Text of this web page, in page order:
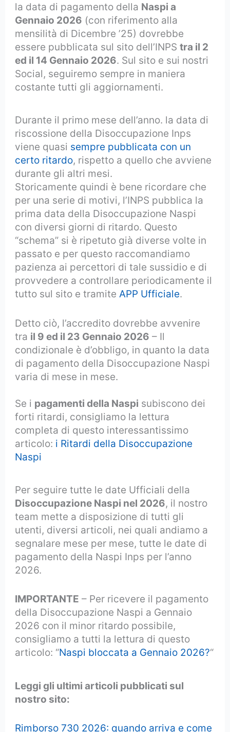
la data di pagamento della Naspi a
Gennaio 2026 (con riferimento alla
mensilità di Dicembre ’25) dovrebbe
essere pubblicata sul sito dell’INPStra il 2
ed il 14 Gennaio 2026. Sul sito e sui nostri
Social, seguiremo sempre in maniera
costante tutti gli aggiornamenti.
Durante il primo mese dell’anno. la data di
riscossione della Disoccupazione Inps
viene quasi sempre pubblicata con un
certo ritardo, rispetto a quello che avviene
durante gli altri mesi.
Storicamente quindi è bene ricordare che
per una serie di motivi, l’INPS pubblica la
prima data della Disoccupazione Naspi
con diversi giorni di ritardo. Questo
“schema” si è ripetuto già diverse volte in
passato e per questo raccomandiamo
pazienza ai percettori di tale sussidio e di
provvedere a controllare periodicamente il
tutto sul sito e tramiteAPP Ufficiale.
Detto ciò, l’accredito dovrebbe avvenire
tra il 9 ed il 23 Gennaio 2026 – Il
condizionale è d’obbligo, in quanto la data
di pagamento della Disoccupazione Naspi
varia di mese in mese.
Se i pagamenti della Naspi subiscono dei
forti ritardi, consigliamo la lettura
completa di questo interessantissimo
articolo: i Ritardi della Disoccupazione
Naspi
Per seguire tutte le date Ufficiali della
Disoccupazione Naspi nel 2026, il nostro
team mette a disposizione di tutti gli
utenti, diversi articoli, nei quali andiamo a
segnalare mese per mese, tutte le date di
pagamento della Naspi Inps per l’anno
2026.
IMPORTANTE – Per ricevere il pagamento
della Disoccupazione Naspi a Gennaio
2026 con il minor ritardo possibile,
consigliamo a tutti la lettura di questo
articolo: “Naspi bloccata a Gennaio 2026?“
Leggi gli ultimi articoli pubblicati sul
nostro sito:
Rimborso 730 2026: quando arriva e come